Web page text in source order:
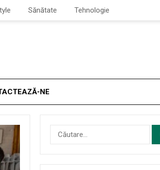
Sănătate Tehnologie
NE
Caută
după: